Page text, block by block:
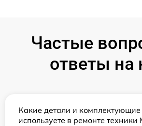
Частые
ответы на
Какие детали и
используете в ремонте техники